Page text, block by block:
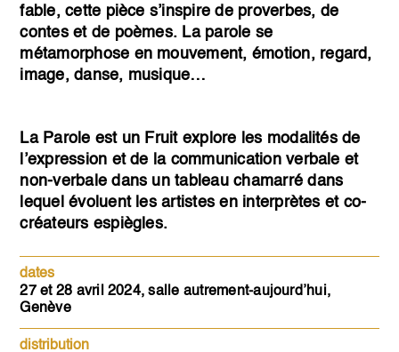
fable, cette pièce s’inspire de proverbes, de
contes et de poèmes. La parole se
métamorphose en mouvement, émotion, regard,
image, danse, musique…
La Parole est un Fruitexplore les modalités de
l’expression et de la communication verbale et
non-verbale dans un tableau chamarré dans
lequel évoluent les artistes en interprètes et co-
créateurs espiègles.
dates
27 et 28 avril 2024, salle autrement-aujourd’hui,
Genève
distribution